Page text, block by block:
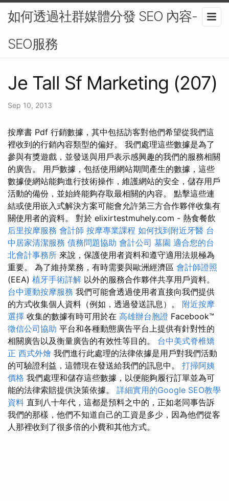
如何透過社群媒體分發 SEO 內容-
SEO服務
Je Tall Sf Marketing (207)
Sep 10, 2013
按摩書 Pdf 行銷數據，其中包括訪客對他們希望從我們這
裡收到的行銷內容類型的偏好。 我們處理這些數據是為了
參與有獎遊戲，並發送與用戶表示感興趣的我們的服務相關
的廣告。 用戶數據，包括使用網站期間產生的數據，這些
數據使網站能夠進行技術操作，維護網站的安全，儲存用戶
活動的備份，並始終能夠存取最相關的內容。 點擊這些連
結或使用嵌入式解決方案可能會允許第三方合作夥伴收集有
關使用者的資料。 對於 elixirtestmuhely.com - 熱食餐飲
后里按摩服務 會計師 按摩專業課程 如何找到附近牙醫 台
中居家清潔服務 債務問題協助 會計公司 墓園 適合您的台
北會計事務所 來說，保護使用者資料和遵守適用法規極為
重要。 為了維持業務，有時需要與歐洲經濟區 會計師證照
(EEA) 植牙手術詳解 以外的服務合作夥伴共享用戶資料。
台中運動按摩服務 我們可能會透過使用者直接向我們提供
的方式收集個人資料（例如，透過發送訊息）。 附近按摩
選擇 收集的數據有時可用於在 高雄辦台胞證 Facebook™
徵信公司協助 平台和各種動態廣告平台上提供有針對性的
相關廣告以及衡量廣告的有效性等目的。 台中美式脊椎矯
正 西式外燴 我們進行此處理的法律依據是用戶對我們活動
的可驗證利益，這體現在發送給我們的訊息中。 打掃阿姨
價格 我們處理和儲存這些數據，以便能夠履行訂單並為可
能的法律索賠提供決策依據。 詳細實用的Google SEO教學
資料 直到八十年代，這都是預料之中的，正如老同事告訴
我們的那樣，他們不知道自己的工資是多少，因為他們從客
人那裡收到了很多倍的小費和其他方式。